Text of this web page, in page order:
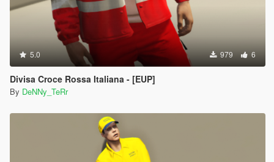
5.0 979 6
Divisa Croce Rossa Italiana - [EUP]
By DeNNy_TeRr